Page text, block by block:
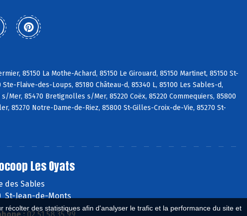
des statistiques afin d'analyser le trafic et la performance du site et
85150 La Mothe-Achard, 85150 Le Girouard, 85150 Martinet, 85150 St-
Flaive-des-Loups, 85180 Château-d, 85340 L, 85100 Les Sables-d,
Mer, 85470 Bretignolles s/Mer, 85220 Coëx, 85220 Commequiers, 85800
85270 Notre-Dame-de-Riez, 85800 St-Gilles-Croix-de-Vie, 85270 St-
Les Oyats
des Sables
St-Jean-de-Monts